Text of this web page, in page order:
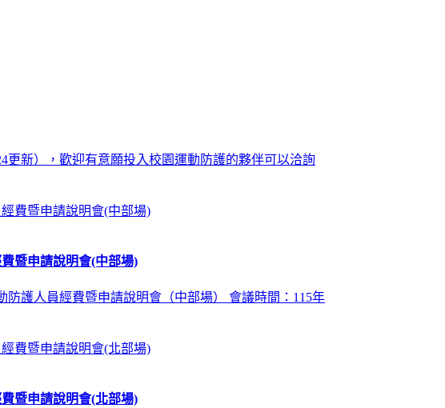
更新），歡迎有意願投入校園運動防護的夥伴可以洽詢
暨申請說明會(中部場)
護人員經費暨申請說明會（中部場） 會議時間：115年
暨申請說明會(北部場)